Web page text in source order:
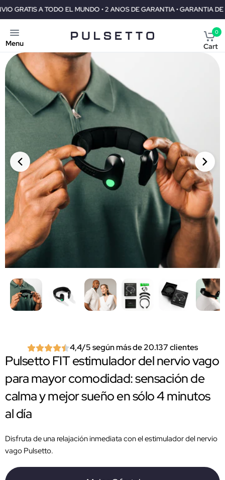
DE REEMBOLSO DE 30 DIAS ENVIO GRATIS A TODO
Menu
0
Cart
PRIORITY SHIPMENT
4,4/5 según más de 20.137 clientes
Pulsetto FIT estimulador del nervio vago
para mayor comodidad: sensación de
calma y mejor sueño en sólo 4 minutos
al día
Disfruta de una relajación inmediata con el estimulador del nervio
vago Pulsetto.